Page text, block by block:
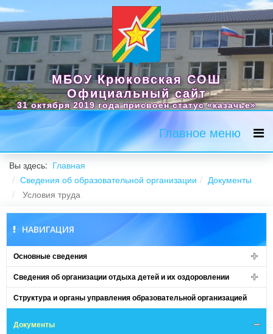
МБОУ Крюковская СОШ
Официальный сайт
31 октября 2019 года присвоен статус «казачье»
Главное меню
Вы здесь: Главная
Сведения об образовательной организации
Документы
Условия труда
НАВИГАЦИЯ
Основные сведения
Сведения об организации отдыха детей и их оздоровлении
Структура и органы управления образовательной организацией
Документы